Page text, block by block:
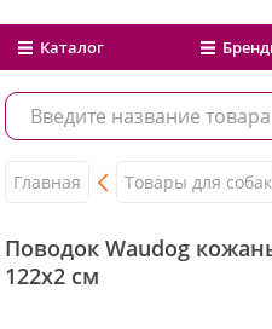
Каталог
Главная Товары для собак
Поводок Waudog
122x2 см